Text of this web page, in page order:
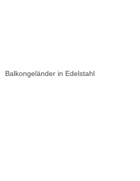
Balkongeländer in Edelstahl